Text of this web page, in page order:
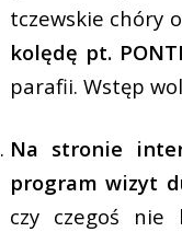
tczewskie chóry
kolędę pt.
parafii. Wstęp
Na stronie
program wizyt
czy czegoś nie